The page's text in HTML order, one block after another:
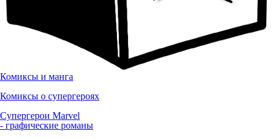
Комиксы и манга
Комиксы о супергероях
Супергерои Marvel
- графические романы